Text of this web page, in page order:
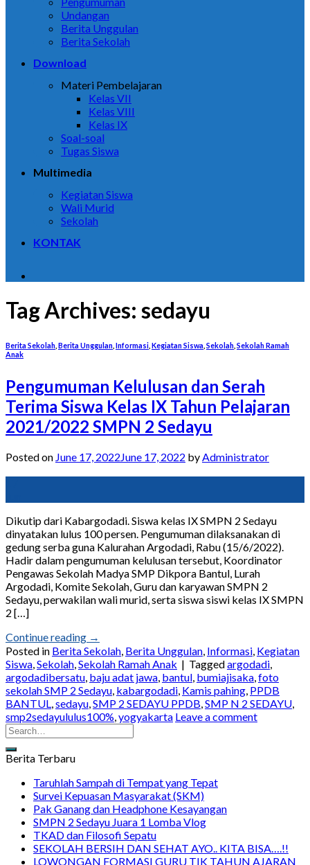
Undangan
Berita Unggulan
Berita Sekolah
Download
Materi Pembelajaran
Kelas VII
Kelas VIII
Kelas IX
Soal-soal
Tugas Siswa
Multimedia
Kegiatan Siswa
Wali Murid
Sekolah
KONTAK
Tag Archives: sedayu
Berita Sekolah Berita Unggulan Informasi Kegiatan Siswa Sekolah Sekolah Ramah
Anak
Pengumuman Kelulusan dan Serah
Terima Siswa Kelas IX Tahun Pelajaran
2021/2022 SMPN 2 Sedayu
Posted on June 17, 2022June 17, 2022 byAdministrator
Dikutip dari Kabargodadi. Siswa kelas IX SMPN 2 Sedayu
dinyatakan lulus 100 persen. Pengumuman dilaksanakan di
gedung serba guna Kalurahan Argodadi, Rabu (15/6/2022).
Hadir dalam pengumuman kelulusan tersebut, Koordinator
Pengawas Sekolah Madya SMP Dikpora Bantul, Lurah
Argodadi, Komite Sekolah, Guru dan karyawan SMPN 2
Sedayu, perwakilan wali murid, serta siswa siswi kelas IX SMPN
2 […]
Continue reading →
Posted in Berita Sekolah, Berita Unggulan, Informasi, Kegiatan
Siswa,Sekolah,Sekolah Ramah Anak | Taggedargodadi,
argodadibersatu, baju adat jawa, bantul, bumiajisaka,foto
sekolah SMP 2 Sedayu, kabargodadi, Kamis pahing, PPDB
BANTUL,sedayu,SMP 2 SEDAYU PPDB,SMP N 2 SEDAYU,
smp2sedayululus100%,yogyakarta Leave a comment
Berita Terbaru
Taruhlah Sampah di Tempat yang Tepat
Survei Kepuasan Masyarakat (SKM)
Pak Ganang dan Headphone Kesayangan
SMPN 2 Sedayu Juara 1 Lomba Vlog
TKAD dan Filosofi Sepatu
SEKOLAH BERSIH DAN SEHAT AYO.. KITA BISA….!!
LOWONGAN FORMASI GURU TIK TAHUN AJARAN